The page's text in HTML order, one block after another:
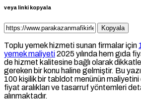
veya linki kopyala
Kopyala
Toplu yemek hizmeti sunan firmalar için
yemek maliyeti2025 yılında hem gıda
de hizmet kalitesine bağlı olarak
gereken bir konu haline gelmiştir. Bu
100 kişilik bir tabldot menünün
fiyat aralıkları ve tasarruf yöntemleri
alınmaktadır.